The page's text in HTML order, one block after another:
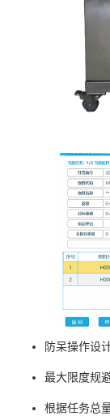
防呆操作设
最大限度规
根据任务总